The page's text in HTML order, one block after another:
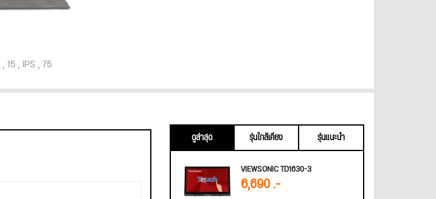
15 IPS 75
ดูล่าสุด รุ่นใกล้เคียง
รุ่นแนะนำ
VIEWSONIC TD1630-3
6,690 .-